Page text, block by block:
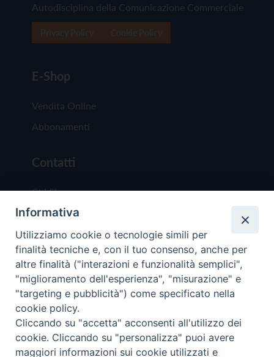
Autodisciplina della Comunicazione Commerciale
E-Shop
Vendita Online
Abbonamenti
Contatti
Chi Siamo
Redazione
Scrivici
Copyright © 2019 - Tutti i diritti riservati - Vita
Trentina Editrice
Informativa
Utilizziamo cookie o tecnologie simili per
finalità tecniche e, con il tuo consenso, anche per
altre finalità ("interazioni e funzionalità semplici",
"miglioramento dell'esperienza", "misurazione" e
"targeting e pubblicità") come specificato nella
cookie policy.
Cliccando su "accetta" acconsenti all'utilizzo dei
cookie. Cliccando su "personalizza" puoi avere
maggiori informazioni sui cookie utilizzati e